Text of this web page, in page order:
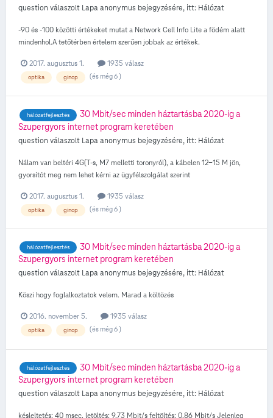
question válaszolt Lapaanonymus bejegyzésére, itt: Hálózat
-90 és -100 közötti értékeket mutat a Network Cell Info Lite a födém alatt
mindenhol.A tetőtérben értelem szerűen jobbak az értékek.
2017. augusztus 1. 1935 válasz
optika ginop (és még 6 )
hálózatfejlesztés
30 Mbit/sec minden háztartásba 2020-ig a
Szupergyors internet program keretében
question válaszolt Lapaanonymus bejegyzésére, itt: Hálózat
Nálam van beltéri 4G(T-s, M7 melletti toronyról), a kábelen 12-15 M jön,
gyorsítót meg nem lehet kérni az ügyfélszolgálat szerint
2017. augusztus 1. 1935 válasz
optika ginop (és még 6 )
hálózatfejlesztés
30 Mbit/sec minden háztartásba 2020-ig a
Szupergyors internet program keretében
question válaszolt Lapaanonymus bejegyzésére, itt: Hálózat
Köszi hogy foglalkoztatok velem. Marad a költözés
2016. november 5. 1935 válasz
optika ginop (és még 6 )
hálózatfejlesztés
30 Mbit/sec minden háztartásba 2020-ig a
Szupergyors internet program keretében
question válaszolt Lapaanonymus bejegyzésére, itt: Hálózat
késleltetés: 40 msec. letöltés: 9.73 Mbit/s feltöltés: 0.86 Mbit/s Jelenleg